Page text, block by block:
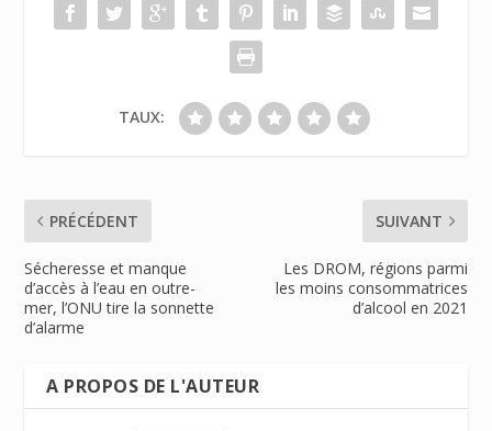
TAUX:
PRÉCÉDENT
Sécheresse et manque
d’accès à l’eau en outre-
mer, l’ONU tire la sonnette
d’alarme
SUIVANT
Les DROM, régions parmi
les moins consommatrices
d’alcool en 2021
A PROPOS DE L'AUTEUR